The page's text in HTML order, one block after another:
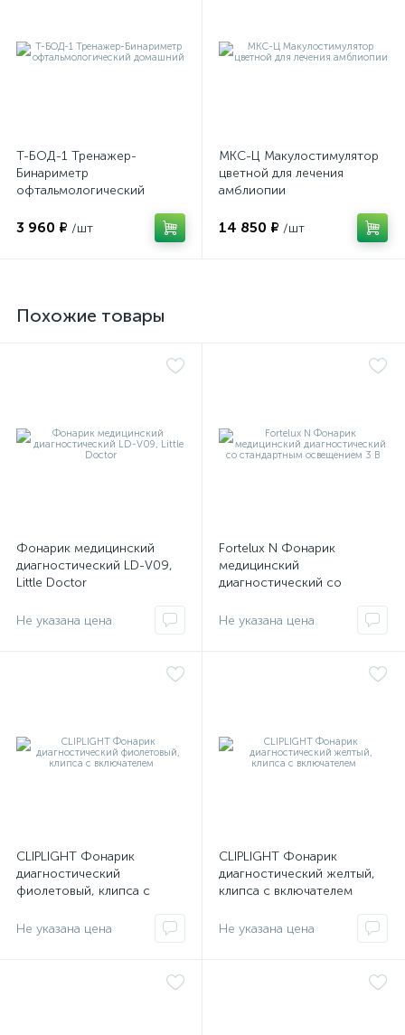
Т-БОД-1 Тренажер-
Бинариметр
офтальмологический
3 960 ₽ /шт
МКС-Ц Макулостимулятор
цветной для лечения
амблиопии
14 850 ₽ /шт
Похожие товары
Фонарик медицинский
диагностический LD-V09,
Little Doctor
Не указана цена
Fortelux N Фонарик
медицинский
диагностический со
3 В
Не указана цена
CLIPLIGHT Фонарик
диагностический
фиолетовый, клипса с
Не указана цена
CLIPLIGHT Фонарик
диагностический желтый,
клипса с включателем
Не указана цена